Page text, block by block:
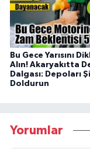
Bu Gece Yarısını
Alın! Akaryakıtta
Dalgası: Depoları
Doldurun
Yorumlar